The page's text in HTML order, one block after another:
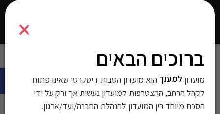
×
ברוכים הבאים
מועדוןלמענך הוא מועדון הטבות דיסקרטי שאינו פתוח
לקהל הרחב, ההצטרפות למועדון נעשית אך ורק על ידי
הסכם מיוחד בין המועדון להנהלת החברה/ועד/ארגון.
7297425692955
>טקסטיל > סט למיטת מעבר 100% כותנה סטיץ’ תינוק
סט למיטת מעבר 100%